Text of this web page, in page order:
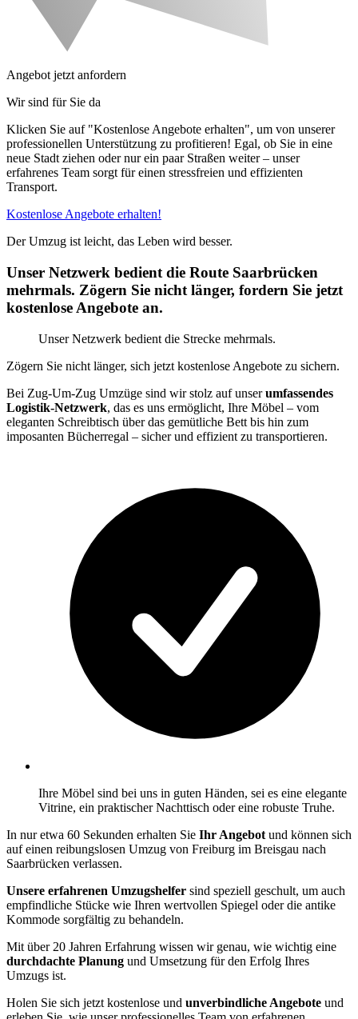
Angebot jetzt anfordern
Wir sind für Sie da
Klicken Sie auf "Kostenlose Angebote erhalten", um von unserer
professionellen Unterstützung zu profitieren! Egal, ob Sie in eine
neue Stadt ziehen oder nur ein paar Straßen weiter – unser
erfahrenes Team sorgt für einen stressfreien und effizienten
Transport.
Kostenlose Angebote erhalten!
Der Umzug ist leicht, das Leben wird besser.
Unser Netzwerk bedient die Route Saarbrücken
mehrmals. Zögern Sie nicht länger, fordern Sie jetzt
kostenlose Angebote an.
Unser Netzwerk bedient die Strecke mehrmals.
Zögern Sie nicht länger, sich jetzt kostenlose Angebote zu sichern.
Bei Zug-Um-Zug Umzüge sind wir stolz auf unserumfassendes
Logistik-Netzwerk, das es uns ermöglicht, Ihre Möbel – vom
eleganten Schreibtisch über das gemütliche Bett bis hin zum
imposanten Bücherregal – sicher und effizient zu transportieren.
Ihre Möbel sind bei uns in guten Händen, sei es eine elegante
Vitrine, ein praktischer Nachttisch oder eine robuste Truhe.
In nur etwa 60 Sekunden erhalten Sie Ihr Angebot und können sich
auf einen reibungslosen Umzug von Freiburg im Breisgau nach
Saarbrücken verlassen.
Unsere erfahrenen Umzugshelfer sind speziell geschult, um auch
empfindliche Stücke wie Ihren wertvollen Spiegel oder die antike
Kommode sorgfältig zu behandeln.
Mit über 20 Jahren Erfahrung wissen wir genau, wie wichtig eine
durchdachte Planung und Umsetzung für den Erfolg Ihres
Umzugs ist.
Holen Sie sich jetzt kostenlose und unverbindliche Angebote und